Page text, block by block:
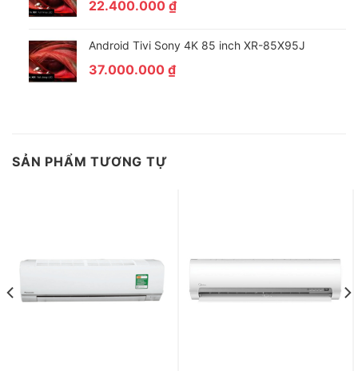
22.400.000 ₫
Android Tivi Sony 4K 85 inch XR-85X95J
37.000.000 ₫
SẢN PHẨM TƯƠNG TỰ